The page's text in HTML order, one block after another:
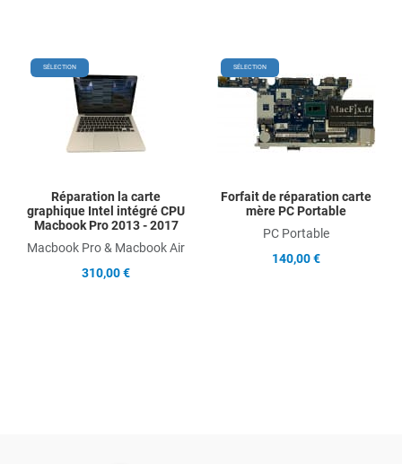
SÉLECTION Add to Wishlist
Add to Compare
Quick View
Réparation la carte
graphique Intel intégré CPU
Macbook Pro 2013 - 2017
Macbook Pro & Macbook Air
310,00 €
SÉLECTION
Forfait de réparation carte
mère PC Portable
PC Portable
140,00 €